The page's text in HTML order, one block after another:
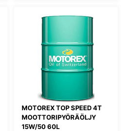
MOTOREX TOP SPEED 4T
MOOTTORIPYÖRÄÖLJY
15W/50 60L